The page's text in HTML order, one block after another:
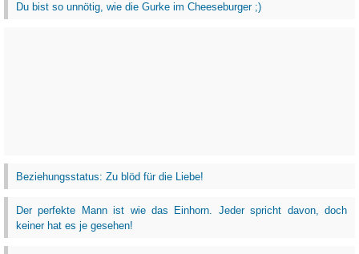
Du bist so unnötig, wie die Gurke im Cheeseburger ;)
Beziehungsstatus: Zu blöd für die Liebe!
Der perfekte Mann ist wie das Einhorn. Jeder spricht davon, doch
keiner hat es je gesehen!